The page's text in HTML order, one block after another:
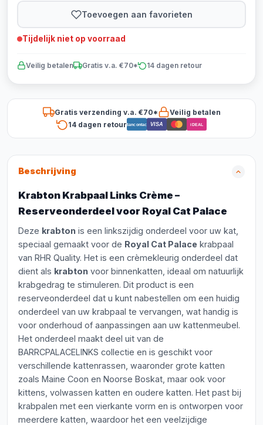
Toevoegen aan favorieten
Tijdelijk niet op voorraad
Veilig betalen Gratis v.a. €70* 14 dagen retour
Gratis verzending v.a. €70*
Veilig betalen
14 dagen retourBancontact VISA iDEAL
Beschrijving
Krabton Krabpaal Links Crème –
Reserveonderdeel voor Royal Cat Palace
Deze krabton is een linkszijdig onderdeel voor uw kat,
speciaal gemaakt voor de Royal Cat Palace krabpaal
van RHR Quality. Het is een crèmekleurig onderdeel dat
dient als krabton voor binnenkatten, ideaal om natuurlijk
krabgedrag te stimuleren. Dit product is een
reserveonderdeel dat u kunt nabestellen om een huidig
onderdeel van uw krabpaal te vervangen, wat handig is
voor onderhoud of aanpassingen aan uw kattenmeubel.
Het onderdeel maakt deel uit van de
BARRCPALACELINKS collectie en is geschikt voor
verschillende kattenrassen, waaronder grote katten
zoals Maine Coon en Noorse Boskat, maar ook voor
kittens, volwassen katten en oudere katten. Het past bij
krabpalen met een vierkante vorm en is ontworpen voor
meerdere katten, waardoor het een veelzijdige